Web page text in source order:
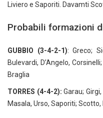
Liviero e Saporiti. Davamti
Probabili formazioni
GUBBIO (3-4-2-1): Greco;
Bulevardi, D’Angelo,
Braglia
TORRES (4-4-2): Garau;
Masala, Urso, Saporiti; Scotto,